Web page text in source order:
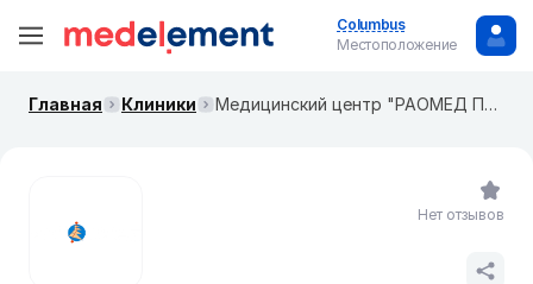
Columbus
Местоположение
Главная Клиники Медицинский центр "РАОМЕД ПЛЮС"
Нет отзывов